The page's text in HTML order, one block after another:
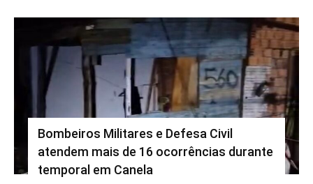
Bombeiros Militares e Defesa Civil
atendem mais de 16 ocorrências durante
temporal em Canela